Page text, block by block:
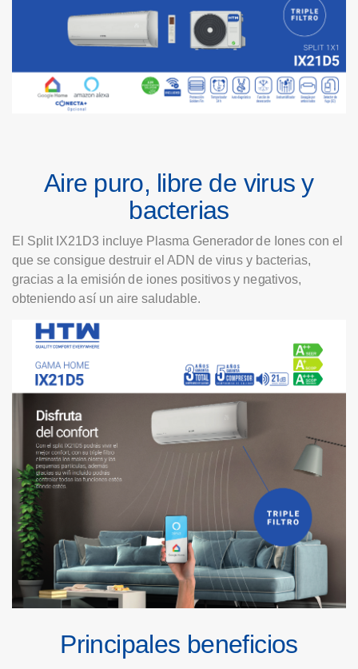
Aire puro, libre de virus y
bacterias
E Sp lit IX21 D3 incl uye P asma Generador de Iones con e
que se consigue destruir e ADN de virus ybacterias,
gracias al a emisión de iones positivos y negativos,
obteniendo asíun aire sal udable.
Principales beneficios